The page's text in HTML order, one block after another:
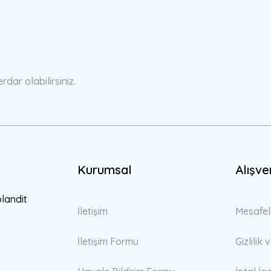
olabilirsiniz.
Kurumsal
İletişim
İletişim Formu Gizlilik